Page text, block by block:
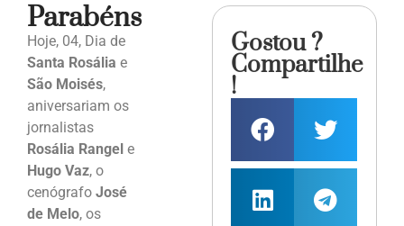
Parabéns
Hoje, 04, Dia de
Santa Rosália e
São Moisés,
aniversariam os
jornalistas
Rosália Rangel e
Hugo Vaz, o
cenógrafo José
de Melo, os
Gostou ?
Compartilhe
!